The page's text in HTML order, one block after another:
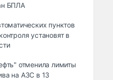
БПЛА
пунктов
установят в
отменила лимиты
на АЗС в 13